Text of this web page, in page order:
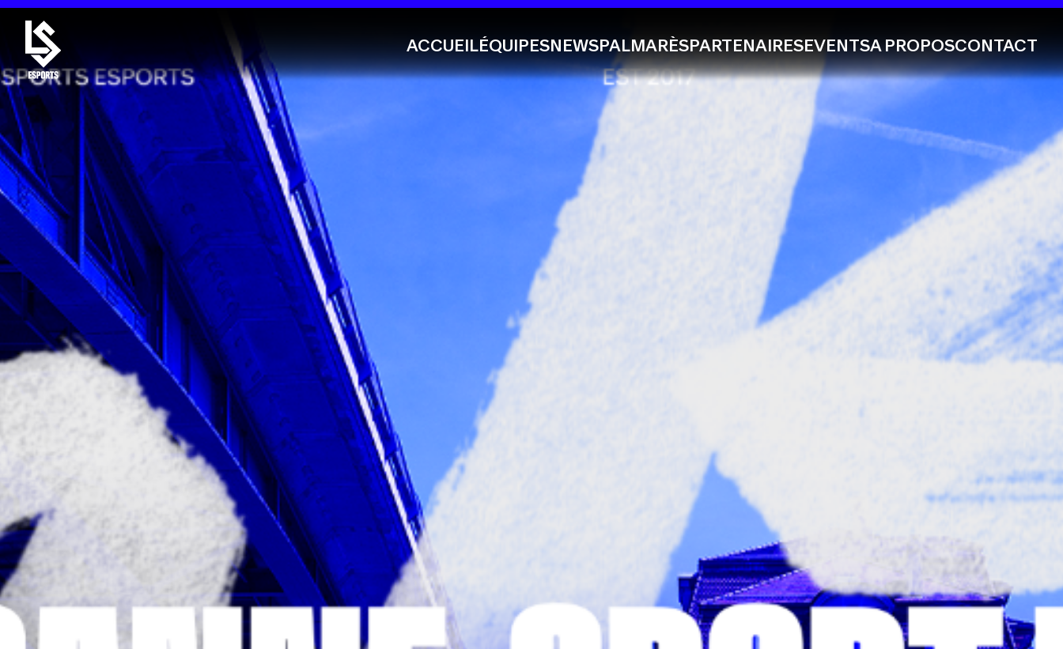
ACCUEILÉQUIPESNEWSPALMARÈSPARTENAIRESEVENTSA PROPOSCONTACT